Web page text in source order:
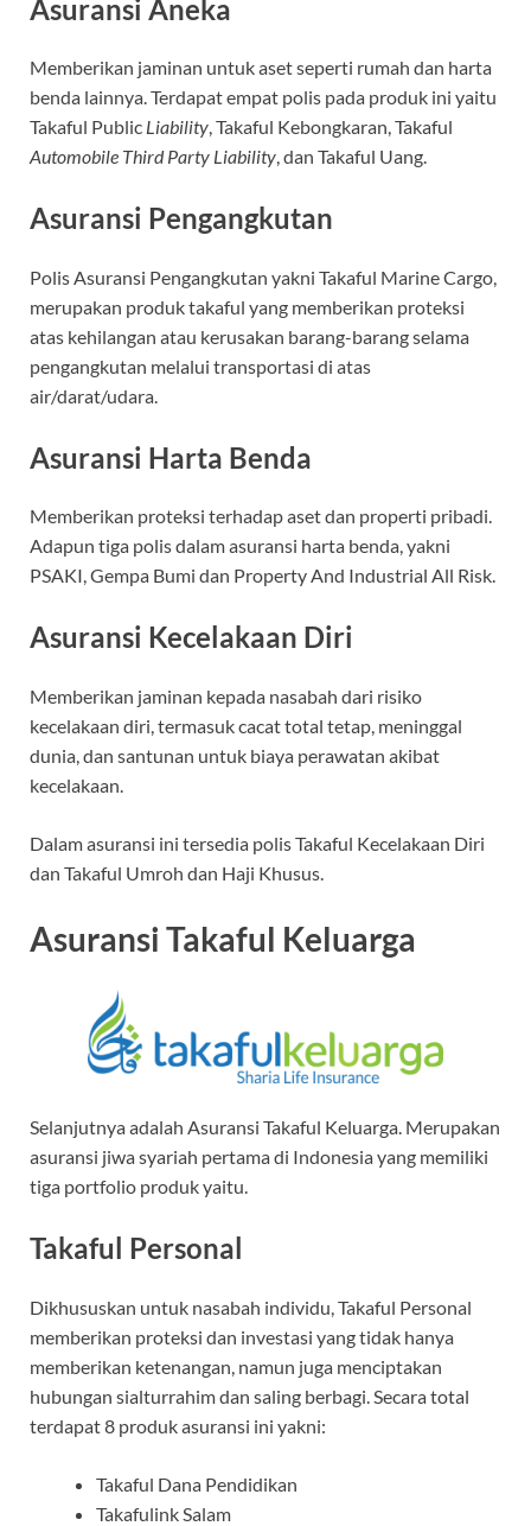
Asuransi Aneka
Memberikan jaminan untuk aset seperti rumah dan harta
benda lainnya. Terdapat empat polis pada produk ini yaitu
Takaful Public Liability, Takaful Kebongkaran, Takaful
Automobile Third Party Liability, dan Takaful Uang.
Asuransi Pengangkutan
Polis Asuransi Pengangkutan yakni Takaful Marine Cargo,
merupakan produk takaful yang memberikan proteksi
atas kehilangan atau kerusakan barang-barang selama
pengangkutan melalui transportasi di atas
air/darat/udara.
Asuransi Harta Benda
Memberikan proteksi terhadap aset dan properti pribadi.
Adapun tiga polis dalam asuransi harta benda, yakni
PSAKI, Gempa Bumi dan Property And Industrial All Risk.
Asuransi Kecelakaan Diri
Memberikan jaminan kepada nasabah dari risiko
kecelakaan diri, termasuk cacat total tetap, meninggal
dunia, dan santunan untuk biaya perawatan akibat
kecelakaan.
Dalam asuransi ini tersedia polis Takaful Kecelakaan Diri
dan Takaful Umroh dan Haji Khusus.
Asuransi Takaful Keluarga
Selanjutnya adalah Asuransi Takaful Keluarga. Merupakan
asuransi jiwa syariah pertama di Indonesia yang memiliki
tiga portfolio produk yaitu.
Takaful Personal
Dikhususkan untuk nasabah individu, Takaful Personal
memberikan proteksi dan investasi yang tidak hanya
memberikan ketenangan, namun juga menciptakan
hubungan sialturrahim dan saling berbagi. Secara total
terdapat 8 produk asuransi ini yakni:
Takaful Dana Pendidikan
Takafulink Salam